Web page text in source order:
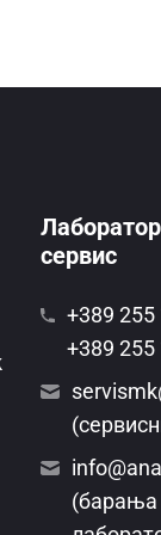
сервис
+389 255
+389 255
(барања